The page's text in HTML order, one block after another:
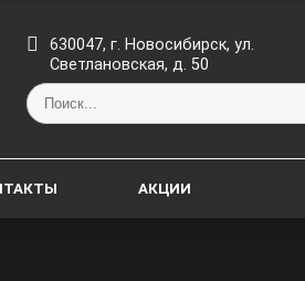
630047, г. Новосибирск, ул.
Светлановская, д. 50
АКЦИИ